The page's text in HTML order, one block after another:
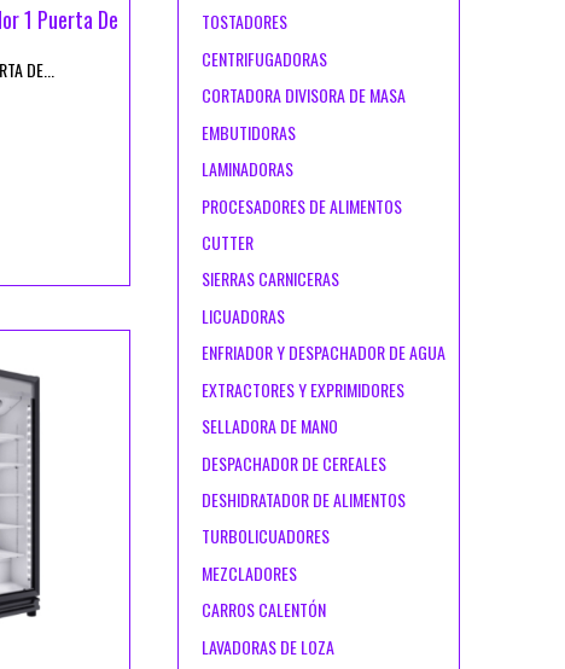
TOSTADORES
CENTRIFUGADORAS
CORTADORA DIVISORA DE MASA
EMBUTIDORAS
LAMINADORAS
PROCESADORES DE ALIMENTOS
CUTTER
SIERRAS CARNICERAS
LICUADORAS
ENFRIADOR Y DESPACHADOR DE AGUA
EXTRACTORES Y EXPRIMIDORES
SELLADORA DE MANO
DESPACHADOR DE CEREALES
DESHIDRATADOR DE ALIMENTOS
TURBOLICUADORES
MEZCLADORES
CARROS CALENTÓN
LAVADORAS DE LOZA
1 Puerta De
DE...